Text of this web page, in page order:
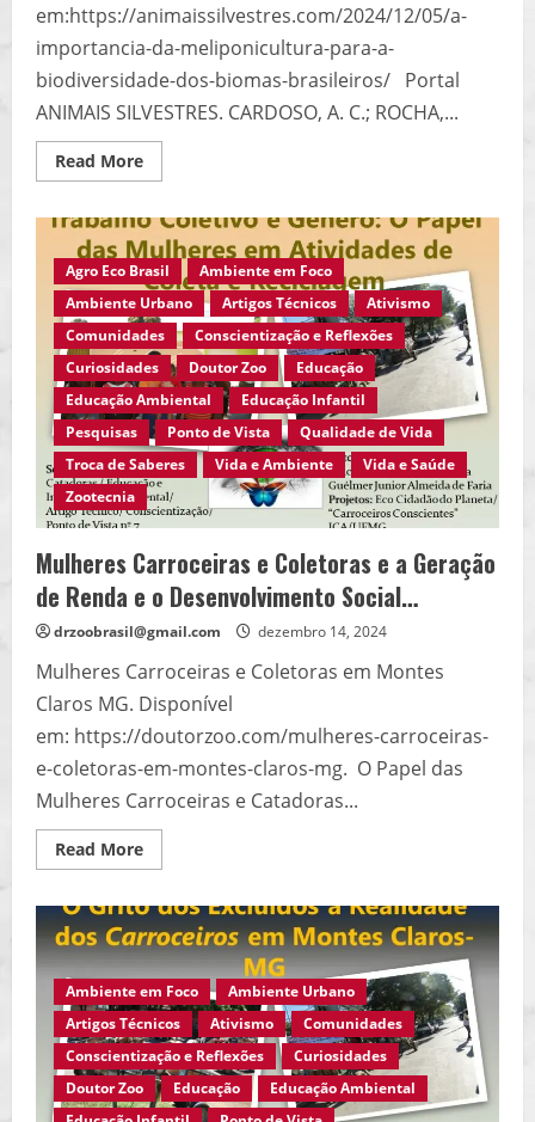
em:https://animaissilvestres.com/2024/12/05/a-
importancia-da-meliponicultura-para-a-
biodiversidade-dos-biomas-brasileiros/ Portal
ANIMAIS SILVESTRES. CARDOSO, A. C.; ROCHA,...
Read MoreRead
more
Importância
da
Meliponicultura
para
a
Biodiversidade
dos
Biomas
Brasileiros…
Agro Eco Brasil
Ambiente em Foco
Ambiente Urbano
Artigos Técnicos
Ativismo
Comunidades
Conscientização e Reflexões
Curiosidades
Doutor Zoo
Educação
Educação Ambiental
Educação Infantil
Pesquisas
Ponto de Vista
Qualidade de Vida
Troca de Saberes
Vida e Ambiente
Vida e Saúde
Zootecnia
Mulheres Carroceiras e Coletoras e a Geração
de Renda e o Desenvolvimento Social…
drzoobrasil@gmail.com dezembro 14, 2024
Mulheres Carroceiras e Coletoras em Montes
Claros MG. Disponível
em: https://doutorzoo.com/mulheres-carroceiras-
e-coletoras-em-montes-claros-mg. O Papel das
Mulheres Carroceiras e Catadoras...
Read MoreRead
more
Carroceiras
e
Coletoras
e
a
Geração
de
Renda
e
o
Desenvolvimento
Social…
Ambiente em Foco
Ambiente Urbano
Artigos Técnicos
Ativismo
Comunidades
Conscientização e Reflexões
Curiosidades
Doutor Zoo
Educação
Educação Ambiental